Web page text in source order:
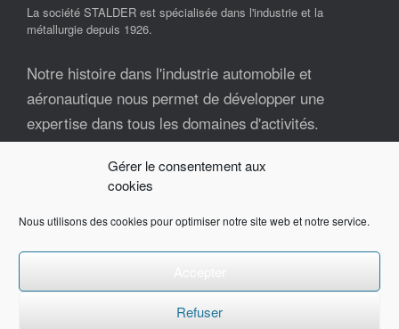
Gérer le consentement aux
cookies
Nous utilisons des cookies pour optimiser notre site web et notre service.
Refuser
La société STALDER est spécialisée dans l'industrie et la
métallurgie depuis 1926.
Notre histoire dans l'industrie automobile et
aéronautique nous permet de développer une
expertise dans tous les domaines d'activités.
Nos ressources matérielles et humaines font de la
société STALDER un partenaire industriel fiable et
impliqué tout au long de vos projets.